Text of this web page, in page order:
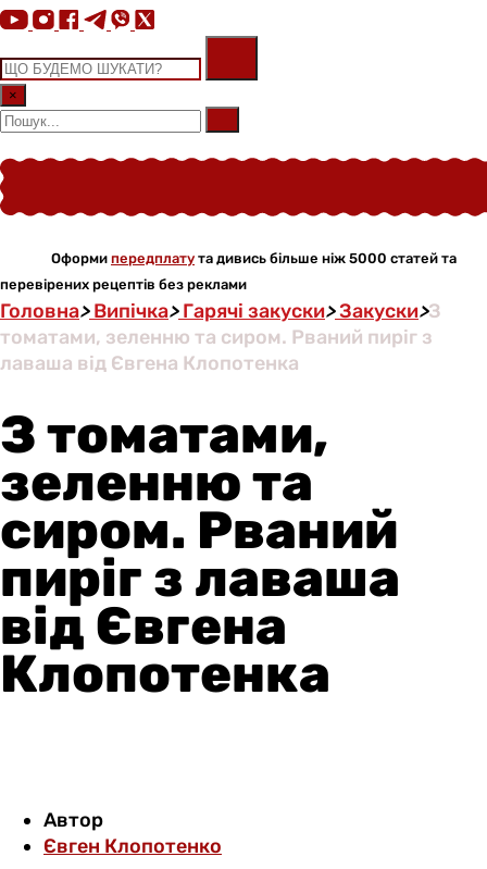
×
Оформи передплату та дивись більше ніж 5000 статей та
перевірених рецептів без реклами
Головна>Випічка>Гарячі закуски>Закуски>З
томатами, зеленню та сиром. Рваний пиріг з
лаваша від Євгена Клопотенка
З томатами,
зеленню та
сиром. Рваний
пиріг з лаваша
від Євгена
Клопотенка
Автор
Євген Клопотенко